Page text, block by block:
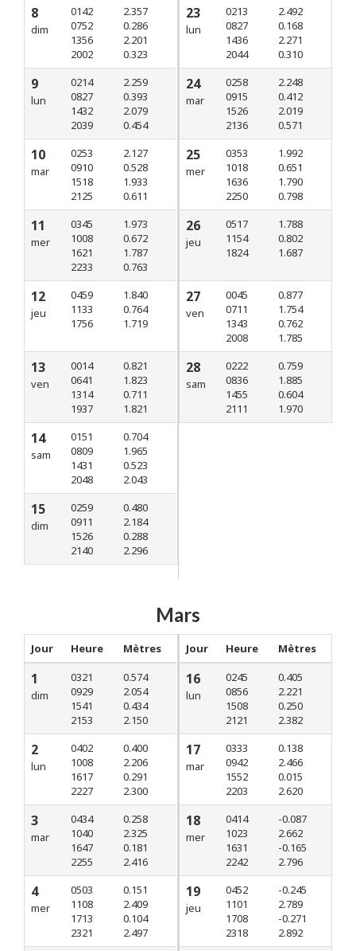
8
dim
0142
0752
1356
2002
2.357
0.286
2.201
0.323
9
lun
0214
0827
1432
2039
2.259
0.393
2.079
0.454
10
mar
0253
0910
1518
2125
2.127
0.528
1.933
0.611
11
mer
0345
1008
1621
2233
1.973
0.672
1.787
0.763
12
jeu
0459
1133
1756
1.840
0.764
1.719
13
ven
0014
0641
1314
1937
0.821
1.823
0.711
1.821
14
sam
0151
0809
1431
2048
0.704
1.965
0.523
2.043
15
dim
0259
0911
1526
2140
0.480
2.184
0.288
2.296
23
lun
0213
0827
1436
2044
2.492
0.168
2.271
0.310
24
mar
0258
0915
1526
2136
2.248
0.412
2.019
0.571
25
mer
0353
1018
1636
2250
1.992
0.651
1.790
0.798
26
jeu
0517
1154
1824
1.788
0.802
1.687
27
ven
0045
0711
1343
2008
0.877
1.754
0.762
1.785
28
sam
0222
0836
1455
2111
0.759
1.885
0.604
1.970
Mars
Jour Heure Mètres
1
dim
0321
0929
1541
2153
0.574
2.054
0.434
2.150
2
lun
0402
1008
1617
2227
0.400
2.206
0.291
2.300
3
mar
0434
1040
1647
2255
0.258
2.325
0.181
2.416
4
mer
0503
1108
1713
2321
0.151
2.409
0.104
2.497
Jour Heure Mètres
16
lun
0245
0856
1508
2121
0.405
2.221
0.250
2.382
17
mar
0333
0942
1552
2203
0.138
2.466
0.015
2.620
18
mer
0414
1023
1631
2242
-0.087
2.662
-0.165
2.796
19
jeu
0452
1101
1708
2318
-0.245
2.789
-0.271
2.892